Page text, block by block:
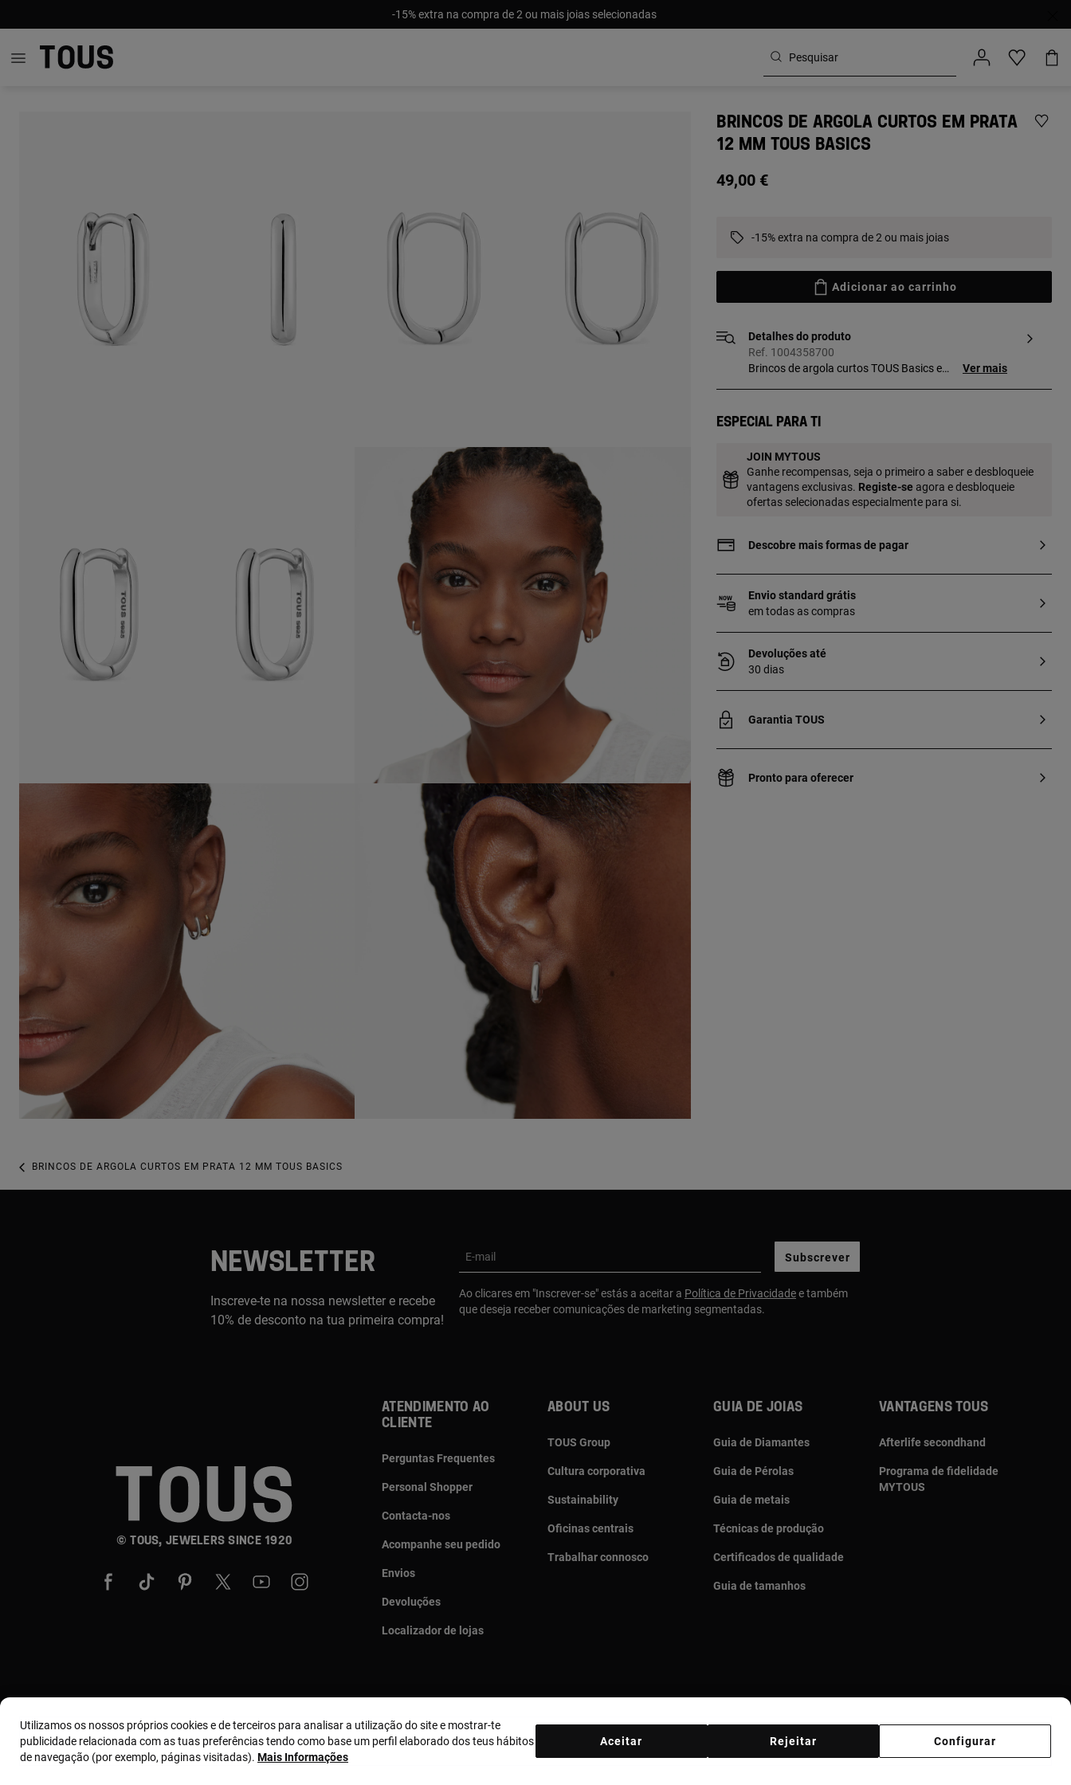
-15% extra na compra de 2 ou mais joias selecionadas
BRINCOS DE ARGOLA CURTOS EM PRATA
12 MM TOUS BASICS
49,00 €
-15% extra na compra de 2 ou mais joias
Adicionar ao carrinho
Detalhes do produto
Ref. 1004358700
Brincos de argola curtos TOUS Basics em
Ver mais
Especial para ti
JOIN MYTOUS
Ganhe recompensas, seja o primeiro a saber e desbloqueie
vantagens exclusivas. Registe-se agora e desbloqueie
ofertas selecionadas especialmente para si.
Descobre mais formas de pagar
Envio standard grátis
em todas as compras
Devoluções até
30 dias
Garantia TOUS
Pronto para oferecer
BRINCOS DE ARGOLA CURTOS EM PRATA 12 MM TOUS BASICS
NEWSLETTER
Inscreve-te na nossa newsletter e recebe
10% de desconto na tua primeira compra!
E-mail Subscrever
Ao clicares em "Inscrever-se" estás a aceitar a Política de Privacidadee também
que deseja receber comunicações de marketing segmentadas.
© TOUS, JEWELERS SINCE 1920
Atendimento ao
cliente
Perguntas Frequentes
Personal Shopper
Contacta-nos
Acompanhe seu pedido
Envios
Devoluções
Localizador de lojas
About us
TOUS Group
Cultura corporativa
Sustainability
Oficinas centrais
Trabalhar connosco
Guia de joias
Guia de Diamantes
Guia de Pérolas
Guia de metais
Técnicas de produção
Certificados de qualidade
Guia de tamanhos
Vantagens TOUS
Afterlife secondhand
Programa de fidelidade
MYTOUS
País e moeda:
Utilizamos os nossos próprios cookies e de terceiros para analisar a utilização do site e mostrar-te
publicidade relacionada com as tuas preferências tendo como base um perfil elaborado dos teus hábitos
de navegação (por exemplo, páginas visitadas). Mais Informações
Configurar
Rejeitar
Aceitar